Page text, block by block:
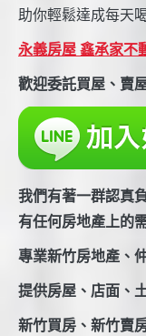
助你輕鬆達成每天
永義房屋 鑫承家不
歡迎委託買屋、賣
我們有著一群認真
有任何房地產上的
專業新竹房地產、
提供房屋、店面、
新竹買房、新竹賣